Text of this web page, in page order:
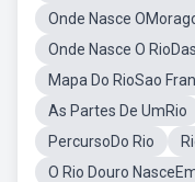
Onde Nasce
Onde Nasce O
Mapa Do RioSao
As Partes De UmRio
PercursoDo Rio
O Rio Douro